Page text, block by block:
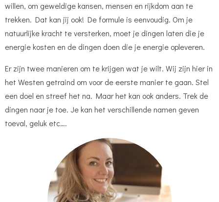
willen, om geweldige kansen, mensen en rijkdom aan te
trekken. Dat kan jij ook! De formule is eenvoudig. Om je
natuurlijke kracht te versterken, moet je dingen laten die je
energie kosten en de dingen doen die je energie opleveren.
Er zijn twee manieren om te krijgen wat je wilt. Wij zijn hier in
het Westen getraind om voor de eerste manier te gaan. Stel
een doel en streef het na. Maar het kan ook anders. Trek de
dingen naar je toe. Je kan het verschillende namen geven
toeval, geluk etc….